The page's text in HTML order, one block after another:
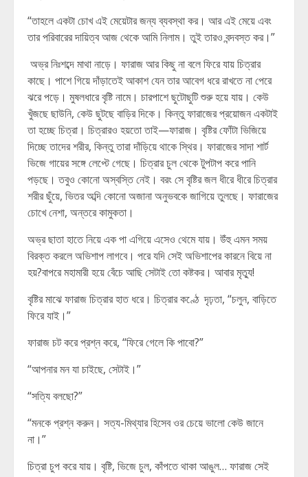
“তাহলে একটা চোখ এই মেয়েটার জন্য ব্যবস্থা কর। আর এই মেয়ে এবং
তার পরিবারের দায়িত্ব আজ থেকে আমি নিলাম। তুই তারও বন্দবস্ত কর।”
অভ্র নিঃশব্দে মাথা নাড়ে। ফারাজ আর কিছু না বলে ফিরে যায় চিত্রার
কাছে। পাশে গিয়ে দাঁড়াতেই আকাশ যেন তার আবেগ ধরে রাখতে না পেরে
ঝরে পড়ে। মুষলধারে বৃষ্টি নামে। চারপাশে ছুটোছুটি শুরু হয়ে যায়। কেউ
খুঁজছে ছাউনি, কেউ ছুটছে বাড়ির দিকে। কিন্তু ফারাজের প্রয়োজন একটাই
তা হচ্ছে চিত্রা। চিত্রারও হয়তো তাই—ফারাজ। বৃষ্টির ফোঁটা ভিজিয়ে
দিচ্ছে তাদের শরীর, কিন্তু তারা দাঁড়িয়ে থাকে স্থির। ফারাজের সাদা শার্ট
ভিজে গায়ের সঙ্গে লেপ্টে গেছে। চিত্রার চুল থেকে টুপটাপ করে পানি
পড়ছে। তবুও কোনো অস্বস্তি নেই। বরং সে বৃষ্টির জল ধীরে ধীরে চিত্রার
শরীর ছুঁয়ে, ভিতর অব্দি কোনো অজানা অনুভবকে জাগিয়ে তুলছে। ফারাজের
চোখে নেশা, অন্তরে কামুকতা।
অভ্র ছাতা হাতে নিয়ে এক পা এগিয়ে এসেও থেমে যায়। উঁহু এমন সময়
বিরক্ত করলে অভিশাপ লাগবে। পরে যদি সেই অভিশাপের কারনে বিয়ে না
হয়?বাপরে মহামারী হয়ে বেঁচে আছি সেটাই তো কষ্টকর। আবার মৃত্যু!
বৃষ্টির মাঝে ফারাজ চিত্রার হাত ধরে। চিত্রার কণ্ঠে দৃঢ়তা, “চলুন, বাড়িতে
ফিরে যাই।”
ফারাজ চট করে প্রশ্ন করে, “ফিরে গেলে কি পাবো?”
“আপনার মন যা চাইছে, সেটাই।”
“সত্যি বলছো?”
“মনকে প্রশ্ন করুন। সত্য-মিথ্যার হিসেব ওর চেয়ে ভালো কেউ জানে
না।”
চিত্রা চুপ করে যায়। বৃষ্টি, ভিজে চুল, কাঁপতে থাকা আঙুল… ফারাজ সেই